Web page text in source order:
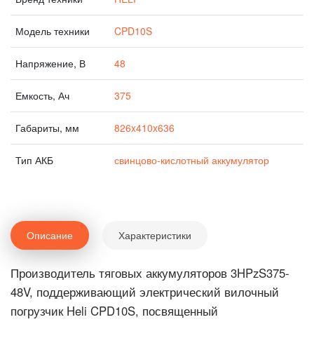
Модель техники CPD10S
Напряжение, В 48
Емкость, Ач 375
Габариты, мм 826x410x636
Тип АКБ свинцово-кислотный аккумулятор
Описание Характеристики
Производитель тяговых аккумуляторов 3HPzS375-
48V, поддерживающий электрический вилочный
погрузчик Heli CPD10S, посвященный